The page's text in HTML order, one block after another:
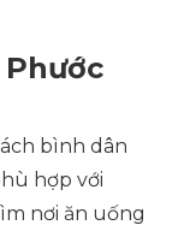
bình dân
hợp với
nơi ăn uống